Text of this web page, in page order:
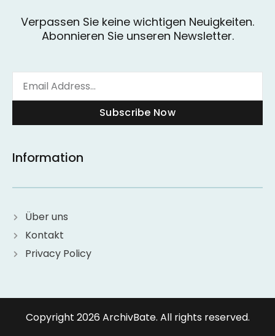
Verpassen Sie keine wichtigen Neuigkeiten.
Abonnieren Sie unseren Newsletter.
Subscribe Now
Information
Über uns
Kontakt
Privacy Policy
Copyright 2026 ArchivBate. All rights reserved.